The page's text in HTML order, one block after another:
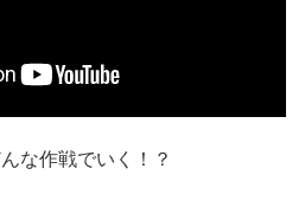
な作戦でいく！？